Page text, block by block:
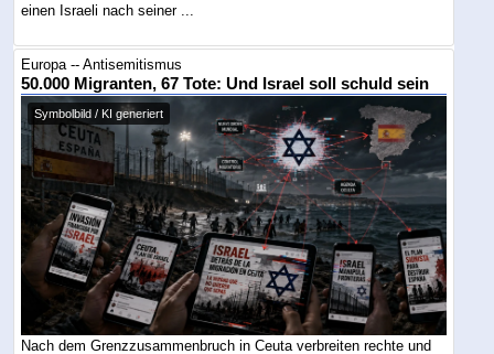
einen Israeli nach seiner ...
Europa -- Antisemitismus
50.000 Migranten, 67 Tote: Und Israel soll schuld sein
Symbolbild / KI generiert
Nach dem Grenzzusammenbruch in Ceuta verbreiten rechte und